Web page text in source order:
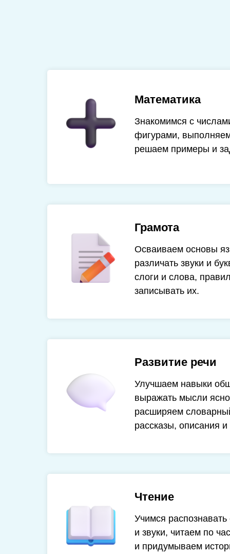
Математика
Знакомимся с
фигурами,
решаем примеры и
Грамота
Осваиваем основы
различать звуки и
слоги и слова,
записывать их.
Развитие речи
Улучшаем навыки
выражать мысли
расширяем
рассказы, описания
Чтение
Учимся
и звуки, читаем по
и придумываем